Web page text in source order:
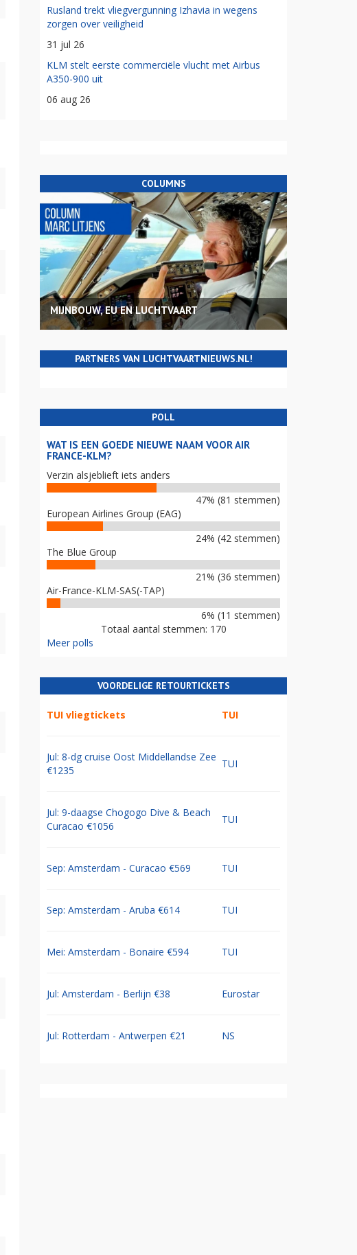
Rusland trekt vliegvergunning Izhavia in wegens
zorgen over veiligheid
31 jul 26
KLM stelt eerste commerciële vlucht met Airbus
A350-900 uit
06 aug 26
COLUMNS
MIJNBOUW, EU EN LUCHTVAART
PARTNERS VAN LUCHTVAARTNIEUWS.NL!
POLL
WAT IS EEN GOEDE NIEUWE NAAM VOOR AIR
FRANCE-KLM?
Verzin alsjeblieft iets anders
47% (81 stemmen)
European Airlines Group (EAG)
24% (42 stemmen)
The Blue Group
21% (36 stemmen)
Air-France-KLM-SAS(-TAP)
6% (11 stemmen)
Totaal aantal stemmen: 170
Meer polls
VOORDELIGE RETOURTICKETS
TUI vliegtickets TUI
Jul: 8-dg cruise Oost Middellandse Zee
€1235
TUI
Jul: 9-daagse Chogogo Dive & Beach
Curacao €1056
TUI
Sep: Amsterdam - Curacao €569 TUI
Sep: Amsterdam - Aruba €614 TUI
Mei: Amsterdam - Bonaire €594 TUI
Jul: Amsterdam - Berlijn €38 Eurostar
Jul: Rotterdam - Antwerpen €21 NS